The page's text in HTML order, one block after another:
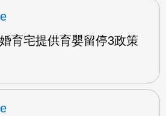
育宅提供育嬰留停3政策